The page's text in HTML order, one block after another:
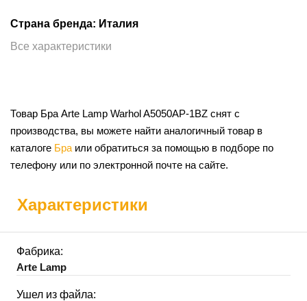
Страна бренда: Италия
Все характеристики
Товар Бра Arte Lamp Warhol A5050AP-1BZ снят с
производства, вы можете найти аналогичный товар в
каталоге Бра или обратиться за помощью в подборе по
телефону или по электронной почте на сайте.
Характеристики
Фабрика:
Arte Lamp
Ушел из файла: